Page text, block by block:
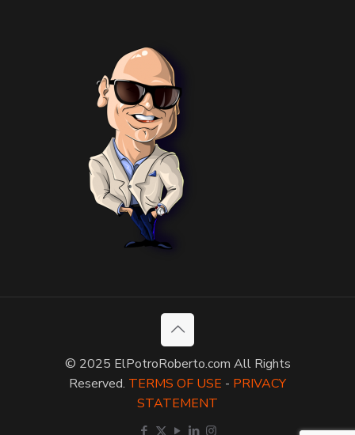
© 2025 ElPotroRoberto.com All Rights
Reserved. TERMS OF USE - PRIVACY
STATEMENT